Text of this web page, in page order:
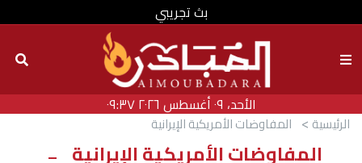
بث تجريبي
الأحد، ٠٩ أغسطس ٢٠٢٦ ٠٩:٣٧
الرئيسية المفاوضات الأمريكية الإيرانية
المفاوضات الأمريكية الإيرانية